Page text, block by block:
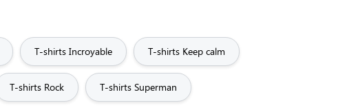
T-shirts Incroyable T-shirts Keep calm
T-shirts Rock T-shirts Superman